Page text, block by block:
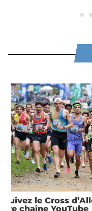
LIVE : Suivez le
en direct sur la